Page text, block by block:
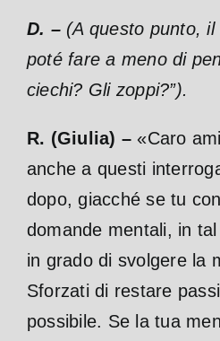
D. – (A questo punto,
poté fare a meno di
ciechi? Gli zoppi?”).
R. (Giulia) – «Caro
anche a questi
dopo, giacché se tu
domande mentali, in
in grado di svolgere la
Sforzati di restare
possibile. Se la tua